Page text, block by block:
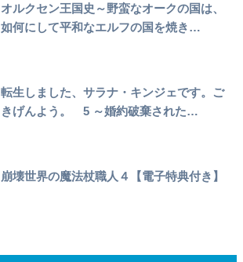
オルクセン王国史～野蛮なオークの国は、
如何にして平和なエルフの国を焼き…
転生しました、サラナ・キンジェです。ご
きげんよう。 5 ～婚約破棄された…
崩壊世界の魔法杖職人４【電子特典付き】